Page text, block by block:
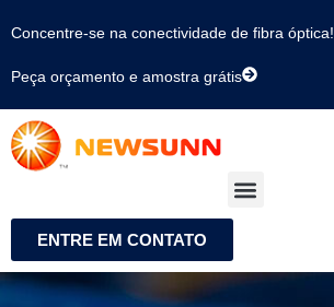
Concentre-se na conectividade de fibra óptica!
Peça orçamento e amostra grátis
ENTRE EM CONTATO